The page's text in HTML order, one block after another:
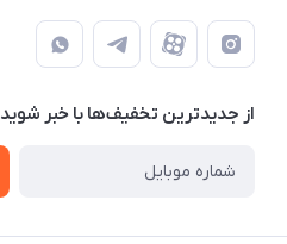
از جدید‌ترین تخفیف‌ها با‌ خبر شوید